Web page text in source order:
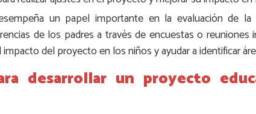
un papel importante en la evaluación de
de los padres a través de encuestas o reuniones
del proyecto en los niños y ayudar a identificar
desarrollar un proyecto